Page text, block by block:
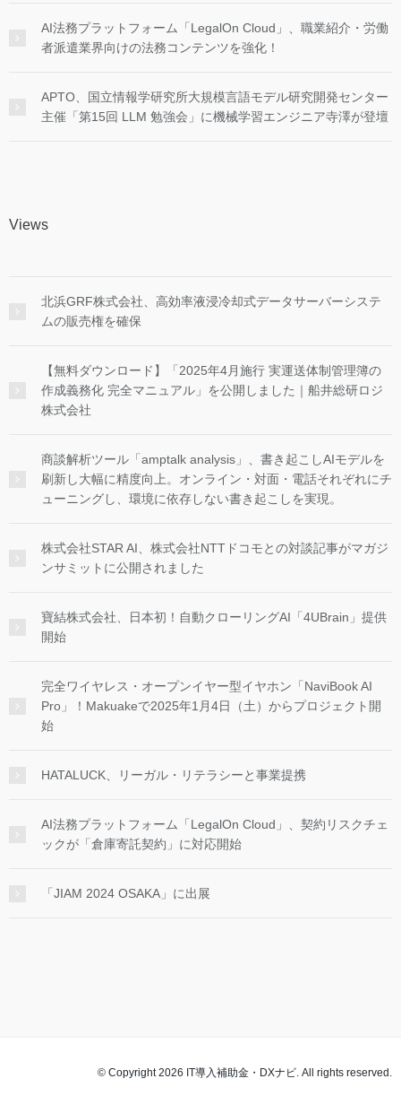
AI法務プラットフォーム「LegalOn Cloud」、職業紹介・労働
者派遣業界向けの法務コンテンツを強化！
APTO、国立情報学研究所大規模言語モデル研究開発センター
主催「第15回 LLM 勉強会」に機械学習エンジニア寺澤が登壇
Views
北浜GRF株式会社、高効率液浸冷却式データサーバーシステ
ムの販売権を確保
【無料ダウンロード】「2025年4月施行 実運送体制管理簿の
作成義務化 完全マニュアル」を公開しました｜船井総研ロジ
株式会社
商談解析ツール「amptalk analysis」、書き起こしAIモデルを
刷新し大幅に精度向上。オンライン・対面・電話それぞれにチ
ューニングし、環境に依存しない書き起こしを実現。
株式会社STAR AI、株式会社NTTドコモとの対談記事がマガジ
ンサミットに公開されました
寶結株式会社、日本初！自動クローリングAI「4UBrain」提供
開始
完全ワイヤレス・オープンイヤー型イヤホン「NaviBook AI
Pro」！Makuakeで2025年1月4日（土）からプロジェクト開
始
HATALUCK、リーガル・リテラシーと事業提携
AI法務プラットフォーム「LegalOn Cloud」、契約リスクチェ
ックが「倉庫寄託契約」に対応開始
「JIAM 2024 OSAKA」に出展
© Copyright 2026 IT導入補助金・DXナビ. All rights reserved.